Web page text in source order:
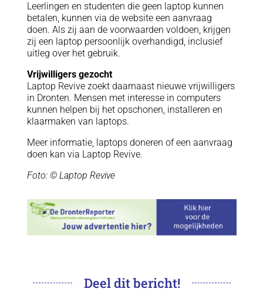
Leerlingen en studenten die geen laptop kunnen
betalen, kunnen via de website een aanvraag
doen. Als zij aan de voorwaarden voldoen, krijgen
zij een laptop persoonlijk overhandigd, inclusief
uitleg over het gebruik.
Vrijwilligers gezocht
Laptop Revive zoekt daarnaast nieuwe vrijwilligers
in Dronten. Mensen met interesse in computers
kunnen helpen bij het opschonen, installeren en
klaarmaken van laptops.
Meer informatie, laptops doneren of een aanvraag
doen kan via Laptop Revive.
Foto: © Laptop Revive
Deel dit bericht!